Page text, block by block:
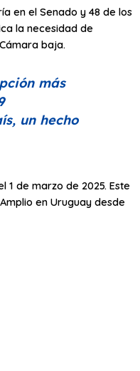
en el Senado y 48 de los
la necesidad de
baja.
más
un hecho
1 de marzo de 2025. Este
en Uruguay desde